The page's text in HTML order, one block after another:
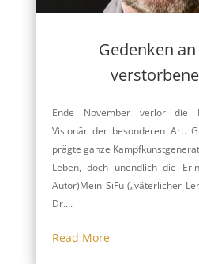
Gedenken
Ende November verlor die
Visionär der besonderen Art.
prägte ganze
Leben, doch unendlich die
Autor)Mein SiFu („väterlicher
Dr....
Read More